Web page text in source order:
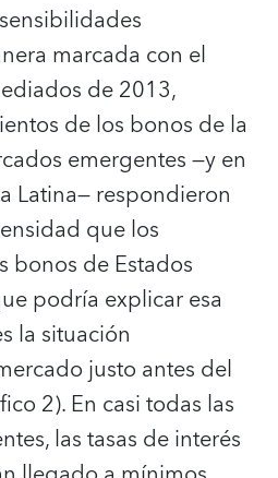
marcada con el
de 2013,
de los bonos de la
emergentes —y en
Latina— respondieron
que los
bonos de Estados
podría explicar esa
la situación
justo antes del
2). En casi todas las
las tasas de interés